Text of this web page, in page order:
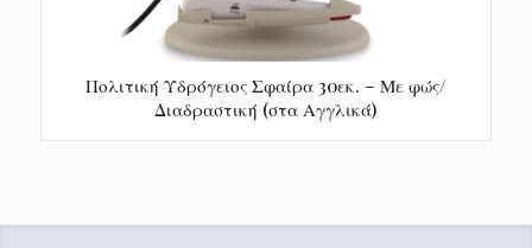
Πολιτική Υδρόγειος Σφαίρα 30εκ. – Με φώς/
Διαδραστική (στα Αγγλικά)